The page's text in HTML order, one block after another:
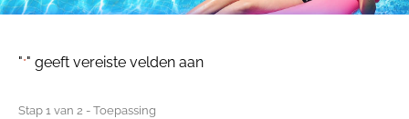
"*" geeft vereiste velden aan
Stap 1 van 2 - Toepassing